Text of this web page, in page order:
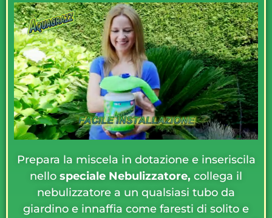
Prepara la miscela in dotazione e inseriscila
nello speciale Nebulizzatore, collega il
nebulizzatore a un qualsiasi tubo da
giardino e innaffia come faresti di solito e